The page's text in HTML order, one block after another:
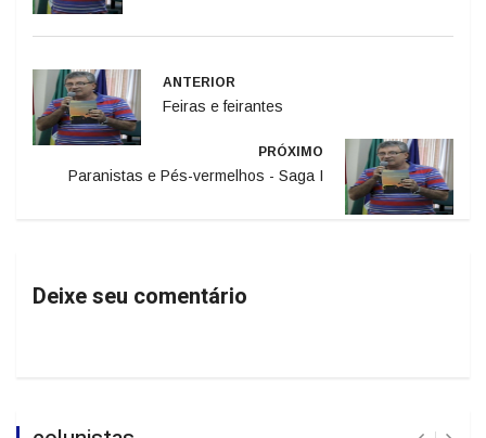
ANTERIOR
Feiras e feirantes
PRÓXIMO
Paranistas e Pés-vermelhos - Saga I
Deixe seu comentário